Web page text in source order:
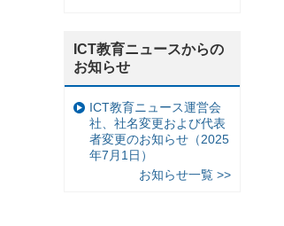
ICT教育ニュースからの
お知らせ
ICT教育ニュース運営会
社、社名変更および代表
者変更のお知らせ（2025
年7月1日）
お知らせ一覧 >>